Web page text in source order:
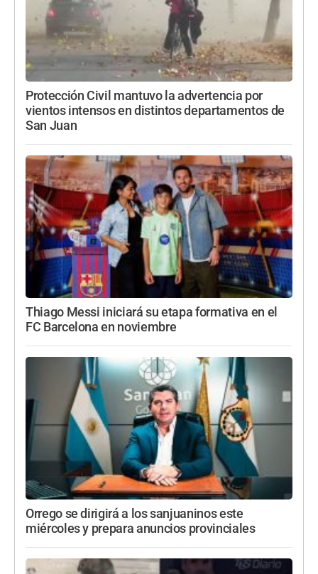
Protección Civil mantuvo la advertencia por
vientos intensos en distintos departamentos de
San Juan
Thiago Messi iniciará su etapa formativa en el
FC Barcelona en noviembre
Orrego se dirigirá a los sanjuaninos este
miércoles y prepara anuncios provinciales